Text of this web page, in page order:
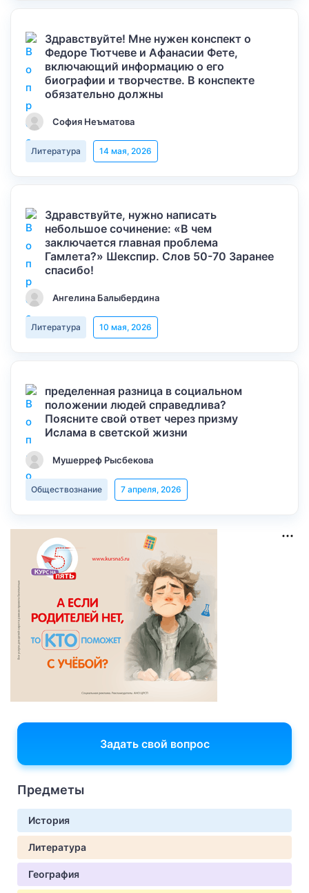
Здравствуйте! Мне нужен конспект о
Федоре Тютчеве и Афанасии Фете,
включающий информацию о его
биографии и творчестве. В конспекте
обязательно должны
София Неъматова
Литература 14 мая, 2026
Здравствуйте, нужно написать
небольшое сочинение: «В чем
заключается главная проблема
Гамлета?» Шекспир. Слов 50-70 Заранее
спасибо!
Ангелина Балыбердина
Литература 10 мая, 2026
пределенная разница в социальном
положении людей справедлива?
Поясните свой ответ через призму
Ислама в светской жизни
Мушерреф Рысбекова
Обществознание 7 апреля, 2026
Задать свой вопрос
Предметы
История
Литература
География